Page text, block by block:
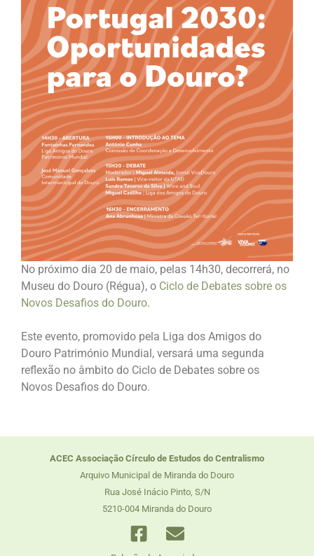
No próximo dia 20 de maio, pelas 14h30, decorrerá, no
Museu do Douro (Régua), o Ciclo de Debates sobre os
Novos Desafios do Douro.
Este evento, promovido pela Liga dos Amigos do
Douro Património Mundial, versará uma segunda
reflexão no âmbito do Ciclo de Debates sobre os
Novos Desafios do Douro.
ACEC Associação Círculo de Estudos do Centralismo
Arquivo Municipal de Miranda do Douro
Rua José Inácio Pinto, S/N
5210-004 Miranda do Douro